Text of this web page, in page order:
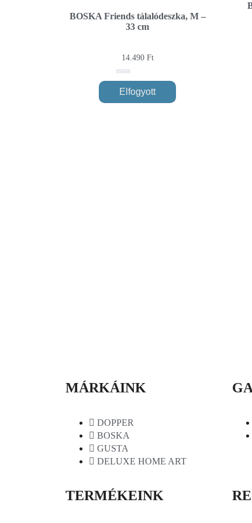
BOSKA Friends tálalódeszka, M –
33 cm
14.490 Ft
0
out
of
5
Elfogyott
MÁRKÁINK
DOPPER
BOSKA
GUSTA
DELUXE HOME ART
TERMÉKEINK